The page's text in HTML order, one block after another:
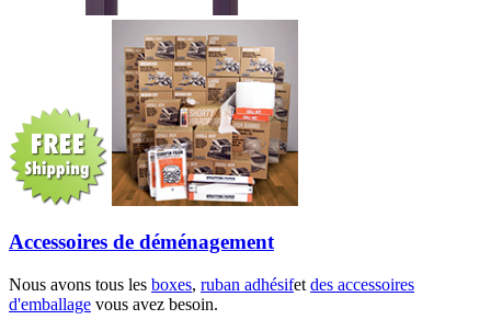
Accessoires de déménagement
Nous avons tous les boxes, ruban adhésifet des accessoires
d'emballage vous avez besoin.